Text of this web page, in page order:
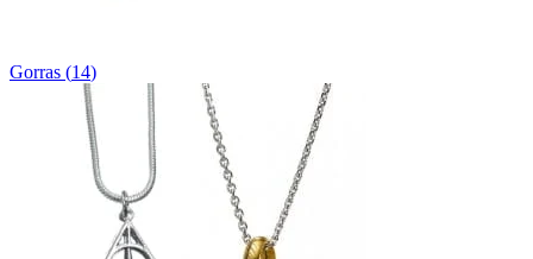
Gorras (14)